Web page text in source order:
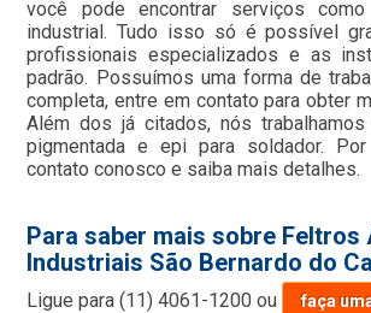
você pode encontrar serviços
industrial. Tudo isso só é possível
profissionais especializados e as
padrão. Possuímos uma forma de
completa, entre em contato para obter
Além dos já citados, nós
pigmentada e epi para soldador.
contato conosco e saiba mais detalhes.
Para saber mais sobre Feltros
Industriais São Bernardo do
Ligue para(11) 4061-1200 ou faça